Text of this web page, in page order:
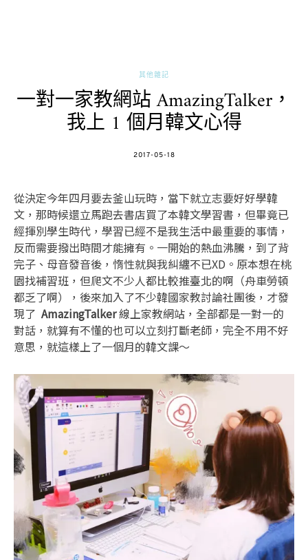
其他雜記
一對一家教網站 AmazingTalker，
我上 1 個月韓文心得
POSTED
2017-05-18
從決定今年四月要去釜山玩時，當下就立志要好好學韓
文，那時候還立馬跑去書店買了本韓文學習書，但畢竟已
經揮別學生時代，學習已經不是我生活中最重要的事情，
反而需要撥出時間才能擁有。一開始的熱血沸騰，到了背
完子、母音發音後，惰性就與我糾纏不已XD。原本想在桃
園找補習班，但爬文不少人都比較推臺北的啊（舟車勞頓
都乏了啊），後來加入了不少韓國家教討論社團後，才發
現了 AmazingTalker線上家教網站，全部都是一對一的
對話，就算有不懂的也可以立刻打斷老師，完全不用不好
意思，就這樣上了一個月的韓文課～